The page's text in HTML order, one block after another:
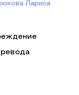
Лариса